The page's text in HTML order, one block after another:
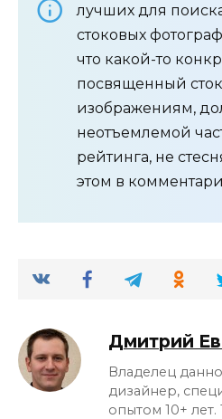
лучших для
стоковых
что какой-то
посвященный
изображениям,
неотъемлемой
рейтинга, не
этом в
Дмитрий
Владелец
дизайнер,
опытом 10+